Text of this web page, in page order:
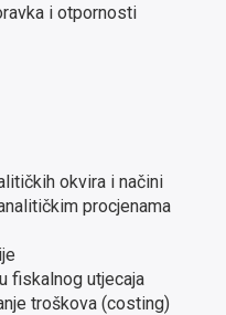
i otpornosti
okvira i načini
procjenama
fiskalnog utjecaja
troškova (costing)